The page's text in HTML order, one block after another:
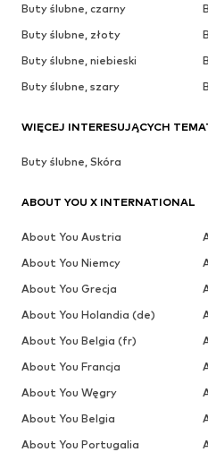
Buty ślubne, czarny
Buty ślubne, złoty
Buty ślubne, niebieski
Buty ślubne, szary
WIĘCEJ INTERESUJĄCYCH
Buty ślubne, Skóra
ABOUT YOU X INTERNATIONAL
About You Austria
About You Niemcy
About You Grecja
About You Holandia (de)
About You Belgia (fr)
About You Francja
About You Węgry
About You Belgia
About You Portugalia